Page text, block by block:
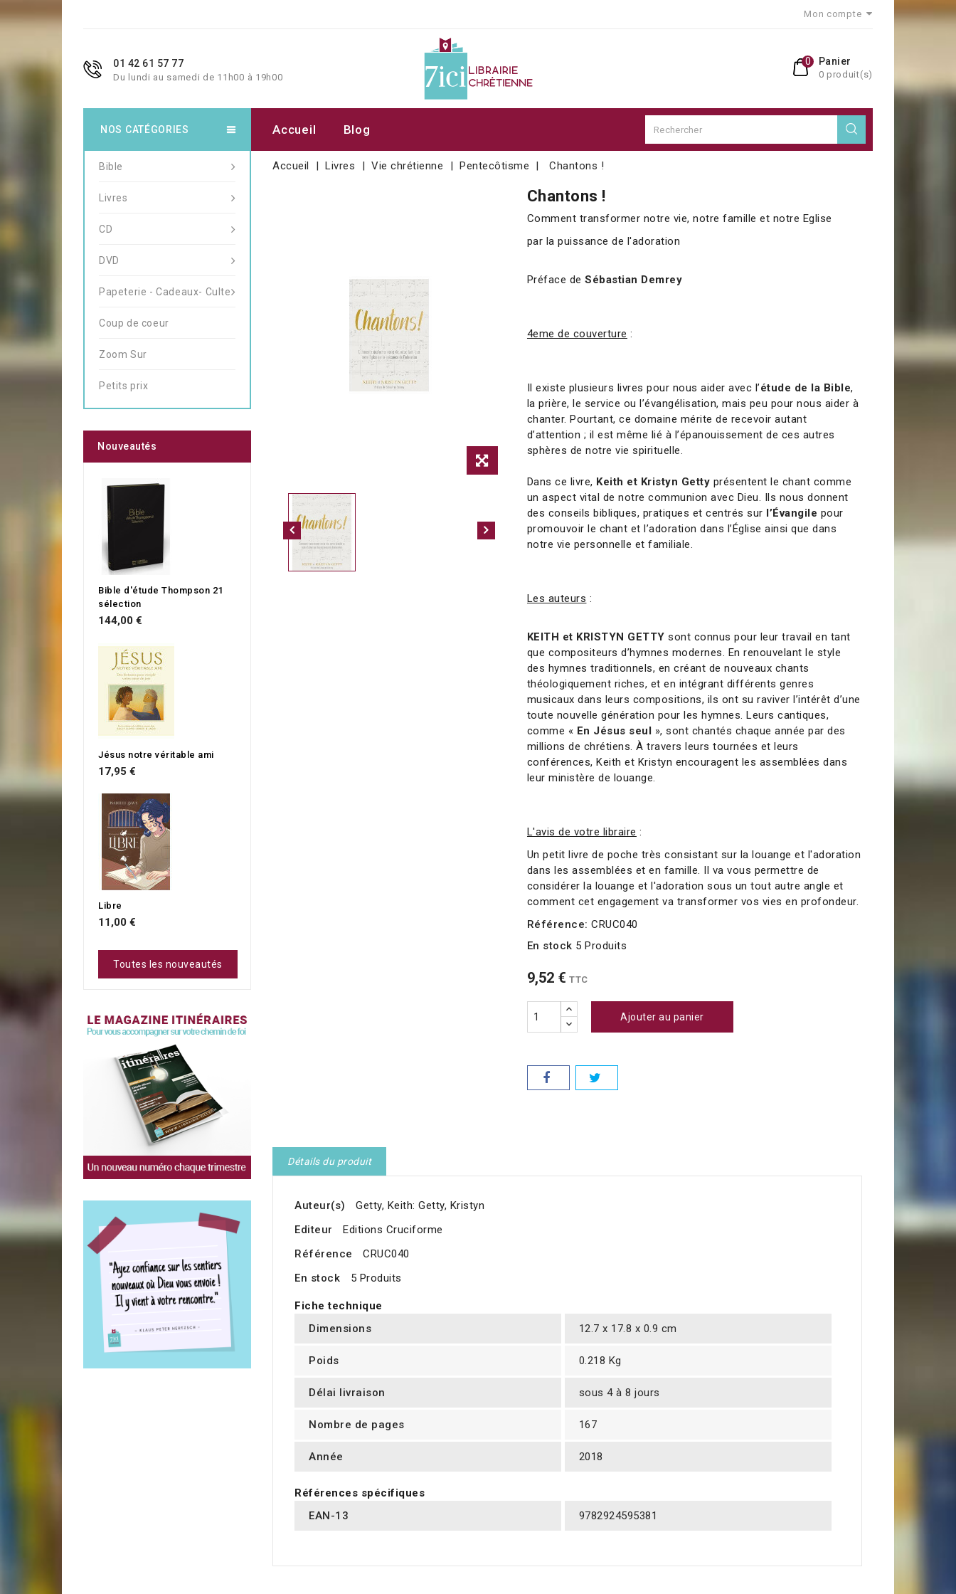
Mon compte
01 42 61 57 77
Du lundi au samedi de 11h00 à 19h00
Panier
0 produit(s)
0
Accueil Blog
Accueil Livres Vie chrétienne Pentecôtisme Chantons !
Chantons !
Comment transformer notre vie, notre famille et notre Eglise
par la puissance de l'adoration
Préface deSébastian Demrey
4eme de couverture :
Il existe plusieurs livres pour nous aider avec l’étude de la Bible,
la prière, le service ou l’évangélisation, mais peu pour nous aider à
chanter. Pourtant, ce domaine mérite de recevoir autant
d’attention ; il est même lié à l’épanouissement de ces autres
sphères de notre vie spirituelle.
Dans ce livre, Keith et Kristyn Getty présentent le chant comme
un aspect vital de notre communion avec Dieu. Ils nous donnent
des conseils bibliques, pratiques et centrés sur l’Évangile pour
promouvoir le chant et l’adoration dans l’Église ainsi que dans
notre vie personnelle et familiale.
Les auteurs :
KEITH et KRISTYN GETTY sont connus pour leur travail en tant
que compositeurs d’hymnes modernes. En renouvelant le style
des hymnes traditionnels, en créant de nouveaux chants
théologiquement riches, et en intégrant différents genres
musicaux dans leurs compositions, ils ont su raviver l’intérêt d’une
toute nouvelle génération pour les hymnes. Leurs cantiques,
comme « En Jésus seul », sont chantés chaque année par des
millions de chrétiens. À travers leurs tournées et leurs
conférences, Keith et Kristyn encouragent les assemblées dans
leur ministère de louange.
L'avis de votre libraire :
Un petit livre de poche très consistant sur la louange et l'adoration
dans les assemblées et en famille. Il va vous permettre de
considérer la louange et l'adoration sous un tout autre angle et
comment cet engagement va transformer vos vies en profondeur.
Référence: CRUC040
En stock 5 Produits
9,52 € TTC
Ajouter au panier
Détails du produit
Auteur(s)
Getty, Keith: Getty, Kristyn
Editeur
Editions Cruciforme
Référence
CRUC040
En stock
5 Produits
Fiche technique
Dimensions
12.7 x 17.8 x 0.9 cm
Poids 0.218 Kg
Délai livraison sous 4 à 8 jours
Nombre de pages 167
Année 2018
Références spécifiques
EAN-13
9782924595381
NOS CATÉGORIES
Bible
Livres
CD
DVD
Papeterie - Cadeaux- Culte
Coup de coeur
Zoom Sur
Petits prix
Nouveautés
Bible d'étude Thompson 21
sélection
144,00 €
Jésus notre véritable ami
17,95 €
Libre
11,00 €
Toutes les nouveautés